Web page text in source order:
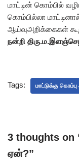
மாட்டின் கொம்பில்
கொம்பில்லா
ஆய்வுஅறிக்கைகள்
நன்றி
Tags: மாட்டுக்கு
3 thoughts on
ஏன்?”